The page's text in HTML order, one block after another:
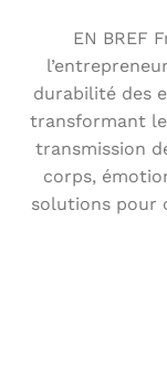
EN BREF
durabilité des
transformant
transmission
corps,
solutions pour